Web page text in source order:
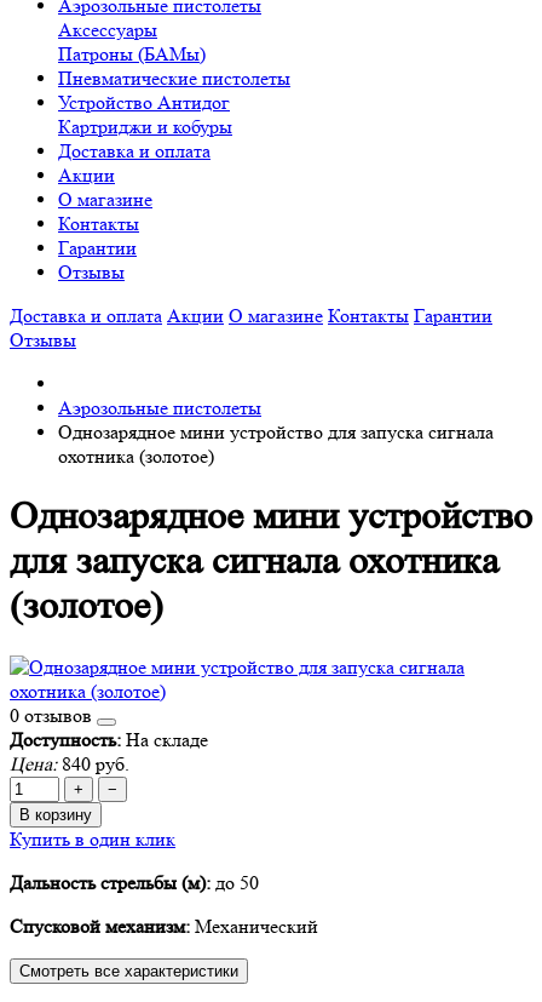
Аэрозольные пистолеты
Аксессуары
Патроны (БАМы)
Пневматические пистолеты
Устройство Антидог
Картриджи и кобуры
Доставка и оплата
Акции
О магазине
Контакты
Гарантии
Отзывы
Доставка и оплата Акции О магазине Контакты Гарантии
Отзывы
Аэрозольные пистолеты
Однозарядное мини устройство для запуска сигнала
охотника (золотое)
Однозарядное мини устройство
для запуска сигнала охотника
(золотое)
0 отзывов
Доступность: На складе
Цена: 840 руб.
+
−
В корзину
Купить в один клик
Дальность стрельбы (м): до 50
Спусковой механизм: Механический
Смотреть все характеристики